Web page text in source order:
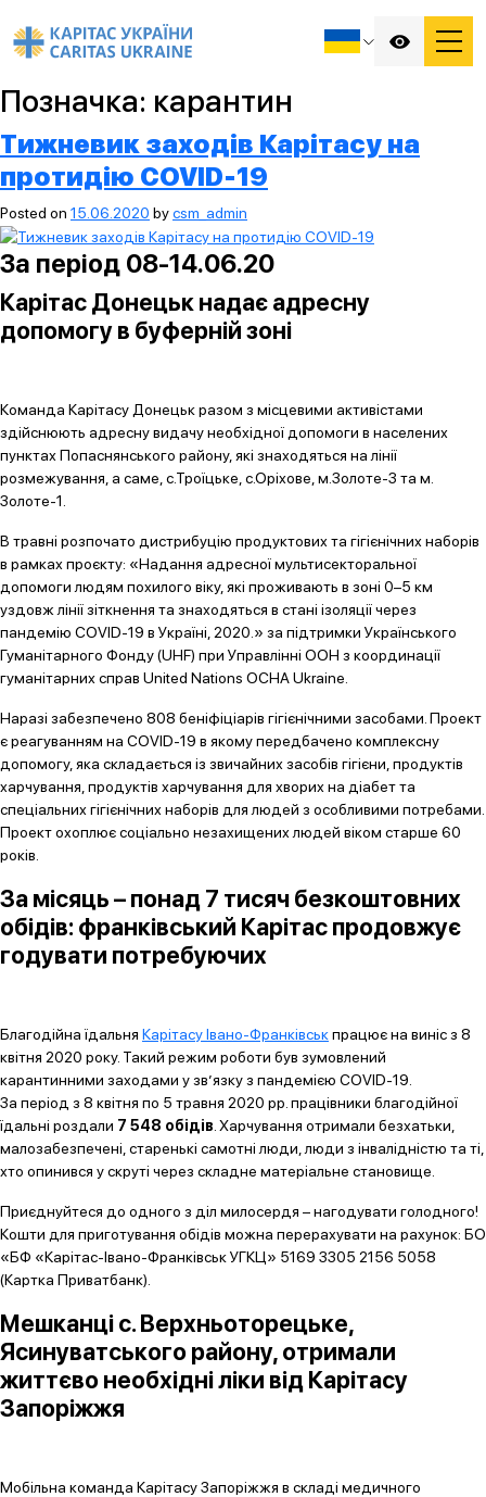
Позначка: карантин
Тижневик заходів Карітасу на
протидію COVID-19
Posted on 15.06.2020 bycsm_admin
За період 08-14.06.20
Карітас Донецьк надає адресну
допомогу в буферній зоні
Команда Карітасу Донецьк разом з місцевими активістами
здійснюють адресну видачу необхідної допомоги в населених
пунктах Попаснянського району, які знаходяться на лінії
розмежування, а саме, с.Троїцьке, с.Оріхове, м.Золоте-3 та м.
Золоте-1.
В травні розпочато дистрибуцію продуктових та гігієнічних наборів
в рамках проєкту: «Надання адресної мультисекторальної
допомоги людям похилого віку, які проживають в зоні 0–5 км
уздовж лінії зіткнення та знаходяться в стані ізоляції через
пандемію COVID-19 в Україні, 2020.» за підтримки Українського
Гуманітарного Фонду (UHF) при Управлінні ООН з координації
гуманітарних справ United Nations OCHA Ukraine.
Наразі забезпечено 808 беніфіціарів гігієнічними засобами. Проект
є реагуванням на COVID-19 в якому передбачено комплексну
допомогу, яка складається із звичайних засобів гігієни, продуктів
харчування, продуктів харчування для хворих на діабет та
спеціальних гігієнічних наборів для людей з особливими потребами.
Проект охоплює соціально незахищених людей віком старше 60
років.
За місяць – понад 7 тисяч безкоштовних
обідів: франківський Карітас продовжує
годувати потребуючих
Благодійна їдальня Карітасу Івано-Франківськпрацює на виніс з 8
квітня 2020 року. Такий режим роботи був зумовлений
карантинними заходами у зв’язку з пандемією COVID-19.
За період з 8 квітня по 5 травня 2020 рр. працівники благодійної
їдальні роздали 7 548 обідів . Харчування отримали безхатьки,
малозабезпечені, старенькі самотні люди, люди з інвалідністю та ті,
хто опинився у скруті через складне матеріальне становище.
Приєднуйтеся до одного з діл милосердя – нагодувати голодного!
Кошти для приготування обідів можна перерахувати на рахунок: БО
«БФ «Карітас-Івано-Франківськ УГКЦ» 5169 3305 2156 5058
(Картка Приватбанк).
Мешканці с. Верхньоторецьке,
Ясинуватського району, отримали
життєво необхідні ліки від Карітасу
Запоріжжя
Мобільна команда Карітасу Запоріжжя в складі медичного